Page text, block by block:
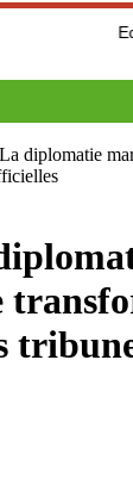
Education
diplomatie